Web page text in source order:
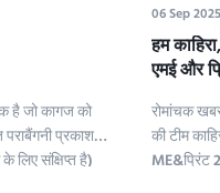
है जो कागज को
प्रकाश
लिए संक्षिप्त है)
06 Sep 2025
हम
एमई और
रोमांचक
की टीम
ME&प्रिंट